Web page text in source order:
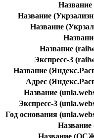
Название
Название
Название
Экспресс-3
Название
Адрес
Название
Экспресс-3
Год основания